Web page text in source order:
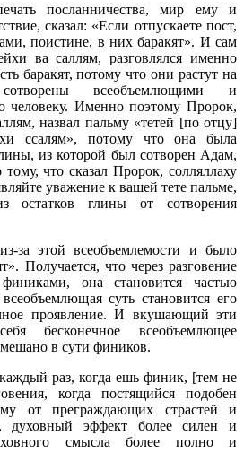
посланничества, мир ему и
сказал: «Если отпускаете пост,
поистине, в них баракят». И сам
ва саллям, разговлялся именно
баракят, потому что они растут на
всеобъемлющими и
человеку. Именно поэтому Пророк,
назвал пальму «тетей [по отцу]
ссалям», потому что она была
из которой был сотворен Адам,
тому, что сказал Пророк, солляллаху
уважение к вашей тете пальме,
остатков глины от сотворения
за этой всеобъемлемости и было
Получается, что через разговение
она становится частью
суть становится его
проявление. И вкушающий эти
бесконечное всеобъемлющее
в сути фиников.
раз, когда ешь финик, [тем не
когда постящийся подобен
от преграждающих страстей и
духовный эффект более силен и
смысла более полно и